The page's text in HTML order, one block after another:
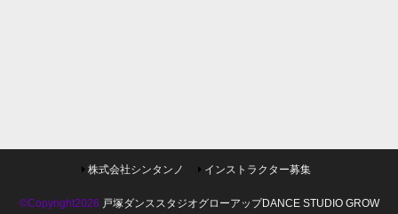
株式会社シンタンノ インストラクター募集
©Copyright2026 戸塚ダンススタジオグローアップDANCE STUDIO GROW